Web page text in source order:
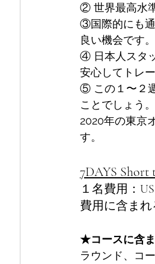
② 世界最高水
③国際的にも
良い機会です。
④ 日本人スタ
安心してトレ
⑤ この１〜２
ことでしょう。
2020年の東京
す。
7DAYS
１名費用：
費用に含まれ
★コースに含
ラウンド、コ